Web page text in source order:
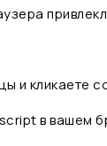
и
в вашем